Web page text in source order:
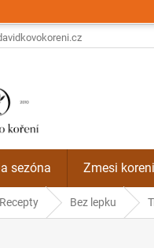
sezóna Zmesi
Recepty Bez lepku